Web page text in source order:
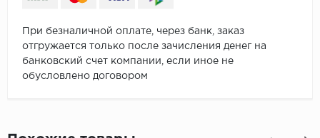
При безналичной оплате, через банк, заказ
отгружается только после зачисления денег на
банковский счет компании, если иное не
обусловлено договором